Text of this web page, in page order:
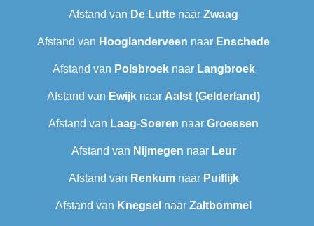
Afstand van De Lutte naar Zwaag
Afstand van Hooglanderveen naar Enschede
Afstand van Polsbroeknaar Langbroek
Afstand van Ewijk naar Aalst (Gelderland)
Afstand van Laag-Soeren naar Groessen
Afstand van Nijmegen naar Leur
Afstand van Renkumnaar Puiflijk
Afstand van Knegsel naar Zaltbommel